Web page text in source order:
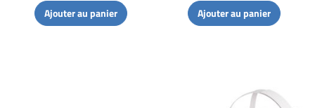
Ajouter au panier Ajouter au panier